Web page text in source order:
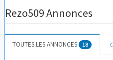
Rezo509 Annonces
TOUTES LES ANNONCES 18